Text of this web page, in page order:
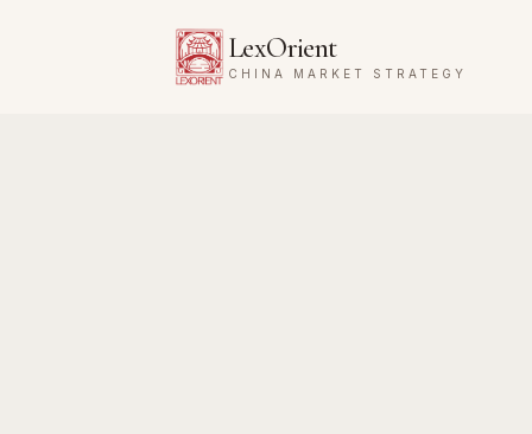
LexOrient
CHINA MARKET STRATEGY